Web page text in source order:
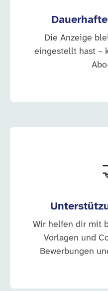
Die Anzeige
eingestellt hast –
Wir helfen dir mit
Vorlagen und
Bewerbungen